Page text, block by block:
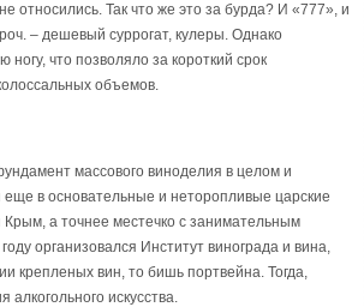
относились. Так что же это за бурда? И «777», и
– дешевый суррогат, кулеры. Однако
что позволяло за короткий срок
объемов.
массового виноделия в целом и
еще в основательные и неторопливые царские
а точнее местечко с занимательным
организовался Институт винограда и вина,
крепленых вин, то бишь портвейна. Тогда,
искусства.